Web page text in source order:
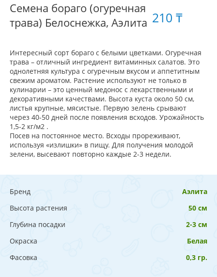
Семена бораго (огуречная
трава) Белоснежка, Аэлита 210 ₸
Интересный сорт бораго с белыми цветками. Огуречная
трава – отличный ингредиент витаминных салатов. Это
однолетняя культура с огуречным вкусом и аппетитным
свежим ароматом. Растение используют не только в
кулинарии – это ценный медонос с лекарственными и
декоративными качествами. Высота куста около 50 см,
листья крупные, мясистые. Первую зелень срывают
через 40-50 дней после появления всходов. Урожайность
1,5-2 кг/м2 .
Посев на постоянное место. Всходы прореживают,
используя «излишки» в пищу. Для получения молодой
зелени, высевают повторно каждые 2-3 недели.
Бренд
Аэлита
Высота растения
50 см
Глубина посадки
2-3 см
Окраска
Белая
Фасовка
0,3 гр.